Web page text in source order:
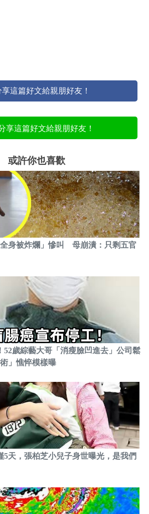
這篇好文給親朋好友！
享這篇好文給親朋好友！
或許你也喜歡
身被炸爛」慘叫 母崩潰：只剩五官
52歲綜藝大哥「消瘦臉凹進去」公司鬆
」憔悴模樣曝
5天，張柏芝小兒子身世曝光，是我們